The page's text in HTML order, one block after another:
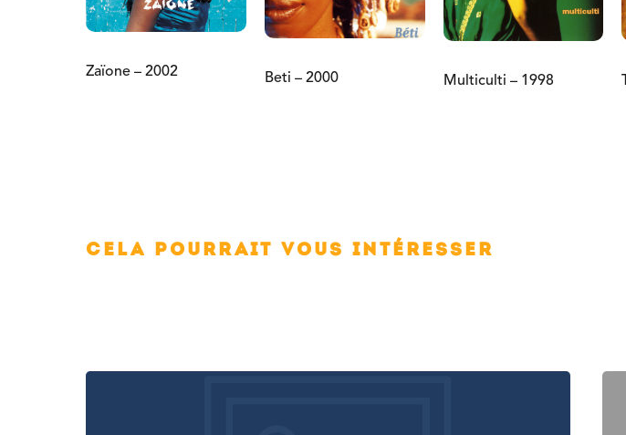
Zaïone – 2002 Beti – 2000 Multiculti – 1998
Cela pourrait vous intéresser